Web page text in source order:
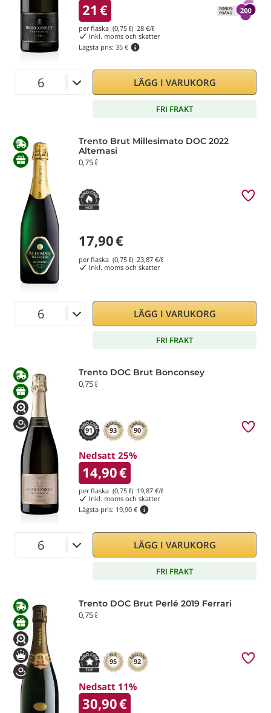
21 €
per flaska (0,75 ℓ) 28 €/ℓ
Inkl. moms och skatter
Lägsta pris: 35 €
LÄGG I VARUKORG
FRI FRAKT
Trento Brut Millesimato DOC 2022
Altemasi
0,75 ℓ
17,90€
per flaska (0,75 ℓ) 23,87 €/ℓ
Inkl. moms och skatter
LÄGG I VARUKORG
FRI FRAKT
Trento DOC Brut Bonconsey
0,75 ℓ
91 93 90
Nedsatt 25%
14,90€
per flaska (0,75 ℓ) 19,87 €/ℓ
Inkl. moms och skatter
Lägsta pris: 19,90 €
LÄGG I VARUKORG
FRI FRAKT
Trento DOC Brut Perlé 2019 Ferrari
0,75 ℓ
95 92
Nedsatt 11%
30,90€